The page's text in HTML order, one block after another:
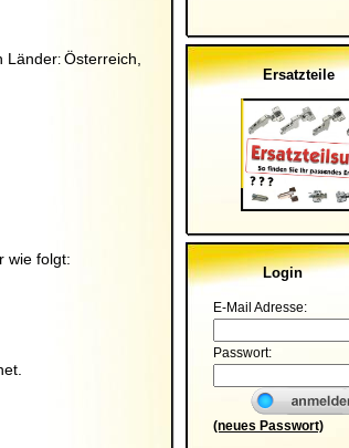
Länder: Österreich,
wie folgt:
Ersatzteile
Login
E-Mail Adresse:
Passwort:
(neues Passwort)